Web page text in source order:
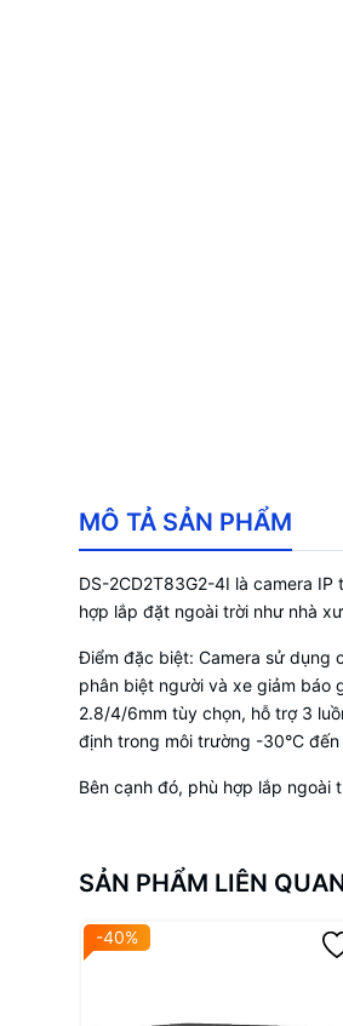
MÔ TẢ SẢN PHẨM
DS-2CD2T83G2-4I là camera
hợp lắp đặt ngoài trời như nhà
Điểm đặc biệt: Camera sử dụng
phân biệt người và xe giảm báo
2.8/4/6mm tùy chọn, hỗ trợ 3
định trong môi trường -30°C
Bên cạnh đó, phù hợp lắp ngoài
SẢN PHẨM LIÊN
-40%